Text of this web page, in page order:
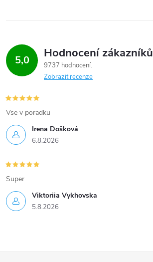
r
v
k
y
v
ý
p
i
s
u
5,0 Hodnocení zákazníků
9737 hodnocení
Zobrazit recenze
Irena Došková
6.8.2026
Vse v poradku
Viktoriia Vykhovska
5.8.2026
Super